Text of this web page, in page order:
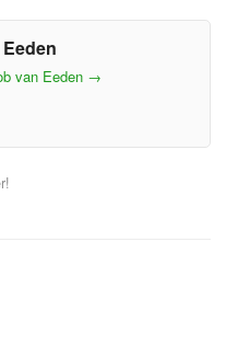
van Eeden →